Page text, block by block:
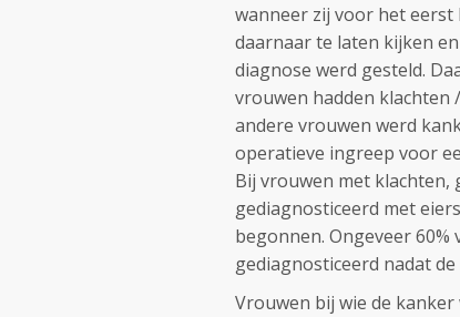
wanneer zij voor het eerst
daarnaar te laten kijken
diagnose werd gesteld.
vrouwen hadden klachten
andere vrouwen werd
operatieve ingreep voor
Bij vrouwen met klachten,
gediagnosticeerd met
begonnen. Ongeveer
gediagnosticeerd nadat
Vrouwen bij wie de